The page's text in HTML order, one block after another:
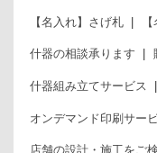
【名入れ】さげ札
什器の相談承ります
什器組み立てサービス
オンデマンド印刷サー
店舗の設計・施工をご